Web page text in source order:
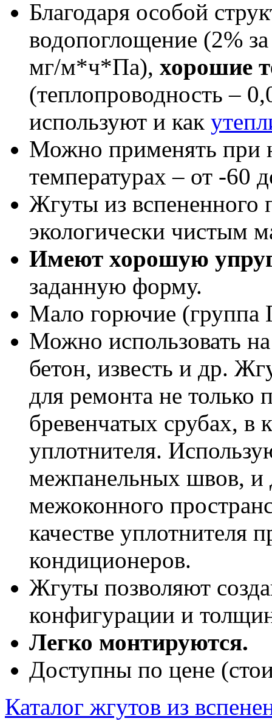
Благодаря особой
водопоглощение (2%
мг/м*ч*Па), хорошие
(теплопроводность –
используют и как
Можно применять при
температурах – от -60
Жгуты из вспененного
экологически чистым
Имеют хорошую
заданную форму.
Мало горючие (группа
Можно использовать
бетон, известь и др.
для ремонта не только
бревенчатых срубах, в
уплотнителя.
межпанельных швов, и
межоконного
качестве уплотнителя
кондиционеров.
Жгуты позволяют
конфигурации и
Легко монтируются.
Доступны по цене
Каталог жгутов из